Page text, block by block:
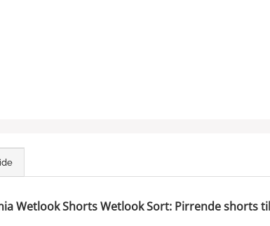
Wetlook Shorts Wetlook Sort: Pirrende shorts